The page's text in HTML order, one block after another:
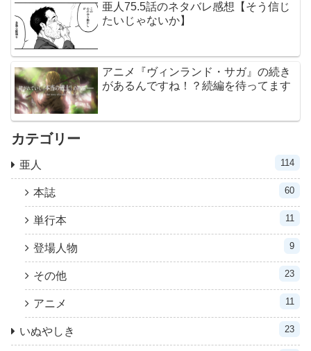
亜人75.5話のネタバレ感想【そう信じ
たいじゃないか】
アニメ『ヴィンランド・サガ』の続き
があるんですね！？続編を待ってます
カテゴリー
亜人 114
本誌 60
単行本 11
登場人物 9
その他 23
アニメ 11
いぬやしき 23